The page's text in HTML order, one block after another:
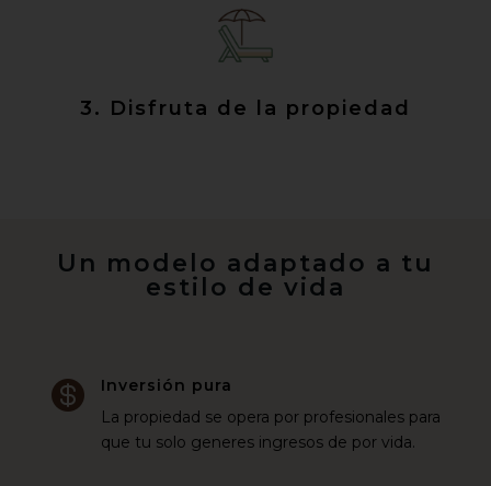
3. Disfruta de la propiedad
Un modelo adaptado a tu
estilo de vida

Inversión pura
La propiedad se opera por profesionales para
que tu solo generes ingresos de por vida.